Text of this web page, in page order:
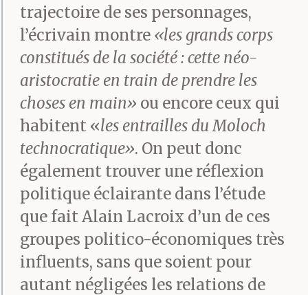
trajectoire de ses personnages,
l’écrivain montre «les grands corps
constitués de la société : cette néo-
aristocratie en train de prendre les
choses en main» ou encore ceux qui
habitent «les entrailles du Moloch
technocratique». On peut donc
également trouver une réflexion
politique éclairante dans l’étude
que fait Alain Lacroix d’un de ces
groupes politico-économiques très
influents, sans que soient pour
autant négligées les relations de